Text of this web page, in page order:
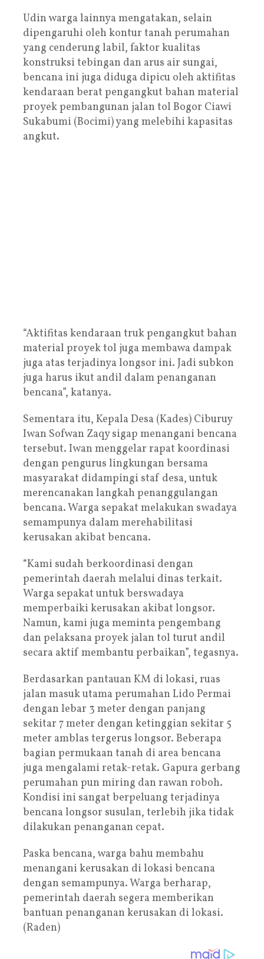
Udin warga lainnya mengatakan, selain
dipengaruhi oleh kontur tanah perumahan
yang cenderung labil, faktor kualitas
konstruksi tebingan dan arus air sungai,
bencana ini juga diduga dipicu oleh aktifitas
kendaraan berat pengangkut bahan material
proyek pembangunan jalan tol Bogor Ciawi
Sukabumi (Bocimi) yang melebihi kapasitas
angkut.
“Aktifitas kendaraan truk pengangkut bahan
material proyek tol juga membawa dampak
juga atas terjadinya longsor ini. Jadi subkon
juga harus ikut andil dalam penanganan
bencana”, katanya.
Sementara itu, Kepala Desa (Kades) Ciburuy
Iwan Sofwan Zaqy sigap menangani bencana
tersebut. Iwan menggelar rapat koordinasi
dengan pengurus lingkungan bersama
masyarakat didampingi staf desa, untuk
merencanakan langkah penanggulangan
bencana. Warga sepakat melakukan swadaya
semampunya dalam merehabilitasi
kerusakan akibat bencana.
“Kami sudah berkoordinasi dengan
pemerintah daerah melalui dinas terkait.
Warga sepakat untuk berswadaya
memperbaiki kerusakan akibat longsor.
Namun, kami juga meminta pengembang
dan pelaksana proyek jalan tol turut andil
secara aktif membantu perbaikan”, tegasnya.
Berdasarkan pantauan KM di lokasi, ruas
jalan masuk utama perumahan Lido Permai
dengan lebar 3 meter dengan panjang
sekitar 7 meter dengan ketinggian sekitar 5
meter amblas tergerus longsor. Beberapa
bagian permukaan tanah di area bencana
juga mengalami retak-retak. Gapura gerbang
perumahan pun miring dan rawan roboh.
Kondisi ini sangat berpeluang terjadinya
bencana longsor susulan, terlebih jika tidak
dilakukan penanganan cepat.
Paska bencana, warga bahu membahu
menangani kerusakan di lokasi bencana
dengan semampunya. Warga berharap,
pemerintah daerah segera memberikan
bantuan penanganan kerusakan di lokasi.
(Raden)